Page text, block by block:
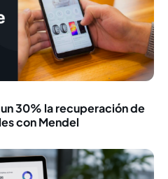
30% la recuperación de
con Mendel